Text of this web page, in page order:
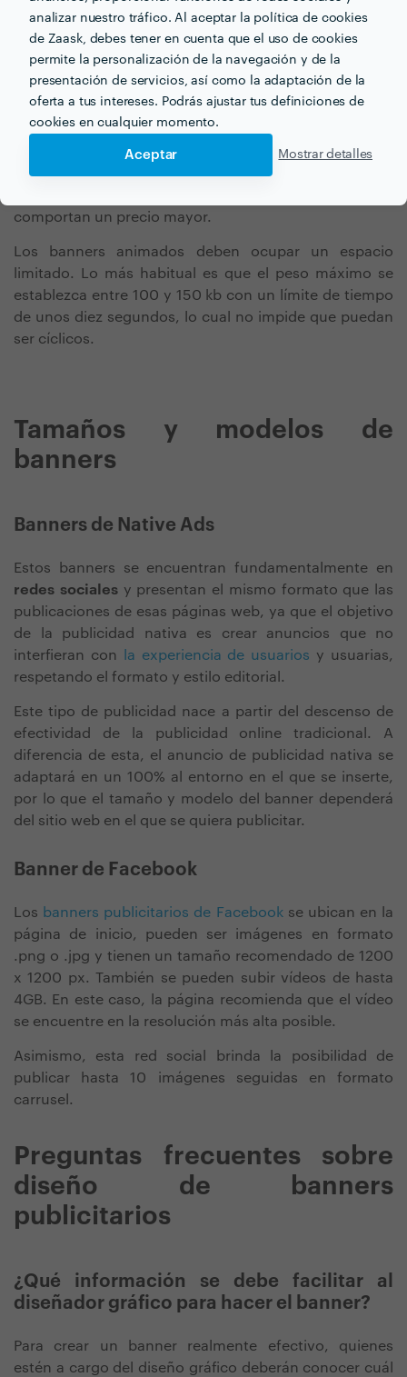
analizar nuestro tráfico. Al aceptar la política de cookies
de Zaask, debes tener en cuenta que el uso de cookies
permite la personalización de la navegación y de la
presentación de servicios, así como la adaptación de la
oferta a tus intereses. Podrás ajustar tus definiciones de
cookies en cualquier momento.
Aceptar Mostrar detalles
mejor funciona visualmente. Sobresale sobre el resto
de banners, fundamentalmente, porque el
movimiento
atrae la atención. Se trata de una serie de
imágenes en transición o fotogramas que facilitan una
información fraccionada, lo cual resulta especialmente
apropiado cuando el contenido es mayor.
Habitualmente, las animaciones se crean en .gif, con
tecnología Java o Flash, si bien esta última está siendo
comportan un precio mayor.
Los banners animados deben ocupar un espacio
limitado. Lo más habitual es que el peso máximo se
establezca entre 100 y 150 kb con un límite de tiempo
de unos diez segundos, lo cual no impide que puedan
ser cíclicos.
Tamaños y modelos de
banners
Banners de Native Ads
Estos banners se encuentran fundamentalmente en
redes socialesy presentan el mismo formato que las
publicaciones de esas páginas web, ya que el objetivo
de la publicidad nativa es crear anuncios que no
interfieran con
la experiencia de usuarios y usuarias,
respetando el formato y estilo editorial.
Este tipo de publicidad nace a partir del descenso de
efectividad de la publicidad online tradicional. A
diferencia de esta, el anuncio de publicidad nativa se
adaptará en un 100% al entorno en el que se inserte,
por lo que el tamaño y modelo del banner dependerá
del sitio web en el que se quiera publicitar.
Banner de Facebook
Los banners publicitarios de Facebookse ubican en la
página de inicio, pueden ser imágenes en formato
.png o .jpg y tienen un tamaño recomendado de 1200
x 1200 px. También se pueden subir vídeos de hasta
4GB. En este caso, la página recomienda que el vídeo
se encuentre en la resolución más alta posible.
Asimismo, esta red social brinda la posibilidad de
publicar hasta 10 imágenes seguidas en formato
carrusel.
Preguntas frecuentes sobre
diseño de banners
publicitarios
¿Qué información se debe facilitar al
diseñador gráfico para hacer el banner?
Para crear un banner realmente efectivo, quienes
estén a cargo del diseño gráfico deberán conocer cuál